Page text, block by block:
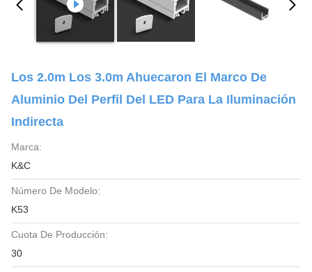
Los 2.0m Los 3.0m Ahuecaron El Marco De
Aluminio Del Perfil Del LED Para La Iluminación
Indirecta
Marca:
K&C
Número De Modelo:
K53
Cuota De Producción:
30